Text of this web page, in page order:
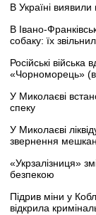
В Україні
В Івано-
собаку: їх
Російські
«Чорноморець»
У Миколаєві
спеку
У Миколаєві
звернення
«Укрзалізниця»
безпекою
Підрив міни у
відкрила